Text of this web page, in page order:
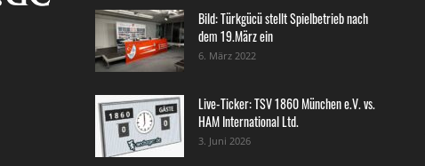
Bild: Türkgücü stellt Spielbetrieb nach
dem 19.März ein
6. März 2022
Live-Ticker: TSV 1860 München e.V. vs.
HAM International Ltd.
3. Juni 2026